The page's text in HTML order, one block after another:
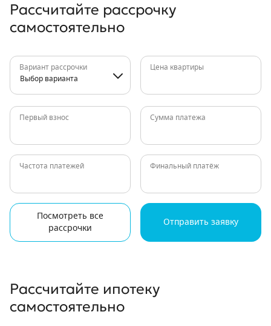
Рассчитайте рассрочку
самостоятельно
Вариант рассрочки
Выбор варианта
Цена квартиры
Первый взнос Сумма платежа
Частота платежей Финальный платёж
Посмотреть все
рассрочки
Отправить заявку
Рассчитайте ипотеку
самостоятельно